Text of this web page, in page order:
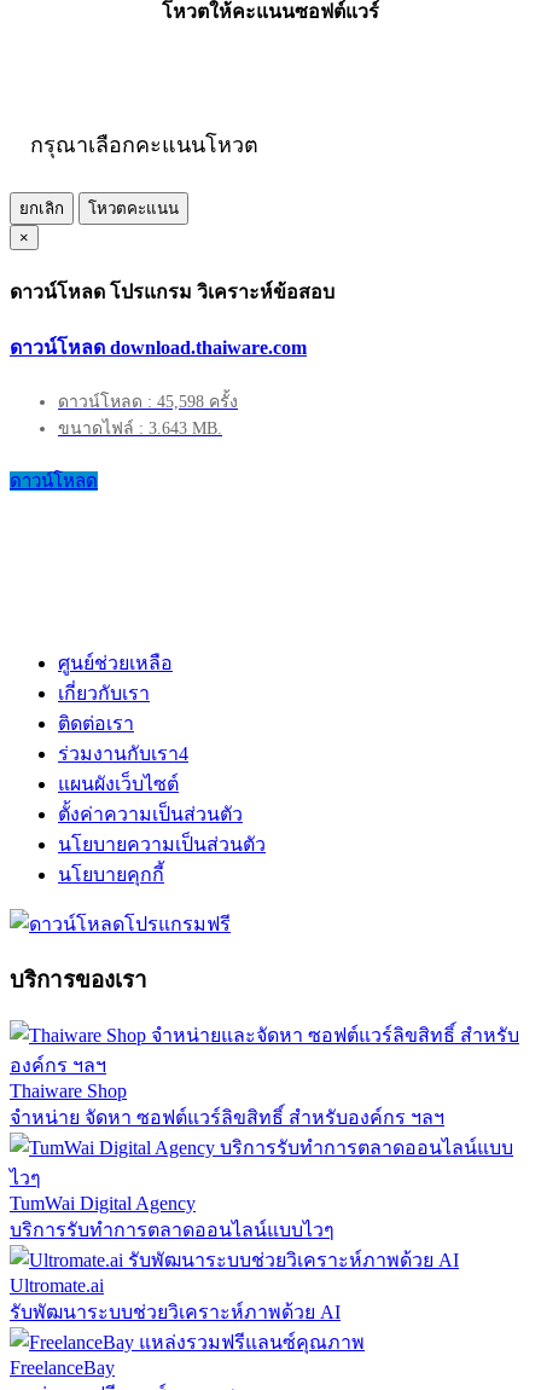
โหวตให้คะแนนซอฟต์แวร์
กรุณาเลือกคะแนนโหวต
ยกเลิก
โหวตคะแนน
×
ดาวน์โหลด โปรแกรม วิเคราะห์ข้อสอบ
ดาวน์โหลด download.thaiware.com
ดาวน์โหลด : 45,598 ครั้ง
ขนาดไฟล์ : 3.643 MB.
ดาวน์โหลด
ศูนย์ช่วยเหลือ
เกี่ยวกับเรา
ติดต่อเรา
ร่วมงานกับเรา4
แผนผังเว็บไซต์
ตั้งค่าความเป็นส่วนตัว
นโยบายความเป็นส่วนตัว
นโยบายคุกกี้
บริการของเรา
Thaiware Shop
จำหน่าย จัดหา ซอฟต์แวร์ลิขสิทธิ์ สำหรับองค์กร ฯลฯ
TumWai Digital Agency
บริการรับทำการตลาดออนไลน์แบบไวๆ
Ultromate.ai
รับพัฒนาระบบช่วยวิเคราะห์ภาพด้วย AI
FreelanceBay